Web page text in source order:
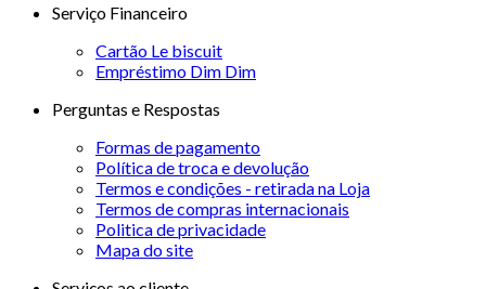
Serviço Financeiro
Cartão Le biscuit
Empréstimo Dim Dim
Perguntas e Respostas
Formas de pagamento
Política de troca e devolução
Termos e condições - retirada na Loja
Termos de compras internacionais
Politica de privacidade
Mapa do site